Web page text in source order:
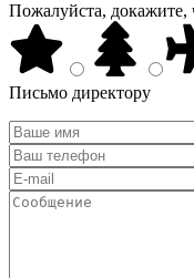
Пожалуйста, докажите,
Письмо директору